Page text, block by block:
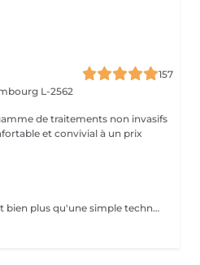
157
L-2562
de traitements non invasifs
et convivial à un prix
La manucure japonaise, c'est bien plus qu'une simple technique de soin des ongles. Le but, c'est vraiment de redonner de l'éclat et de la vitalité aux ongles. Des ingrédients naturels sont utilisés pour chouchouter les ongles et mettre en valeur leur beauté innée : - on nourrit et on renforce les ongles avec des produits comme la cire d'abeille, le lait de riz et le soja. - on utilise des outils spécifiques et des techniques toutes douces, comme un polissage délicat et l'application de pâtes riches en nutriments.